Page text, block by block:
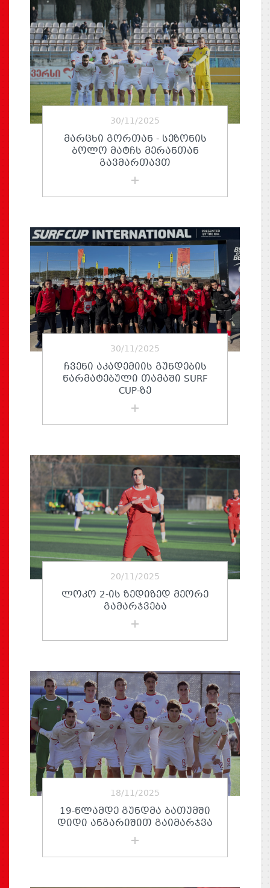
30/11/2025
ᲛᲐᲠᲪᲮᲘ ᲒᲝᲠᲗᲐᲜ - ᲡᲔᲖᲝᲜᲘᲡ
ᲑᲝᲚᲝ ᲛᲐᲢᲩᲡ ᲛᲔᲠᲐᲜᲗᲐᲜ
ᲒᲐᲕᲛᲐᲠᲗᲐᲕᲗ
30/11/2025
ᲩᲕᲔᲜᲘ ᲐᲙᲐᲓᲔᲛᲘᲘᲡ ᲒᲣᲜᲓᲔᲑᲘᲡ
ᲬᲐᲠᲛᲐᲢᲔᲑᲣᲚᲘ ᲗᲐᲛᲐᲨᲘ SURF
CUP-ᲖᲔ
20/11/2025
ᲚᲝᲙᲝ 2-ᲘᲡ ᲖᲔᲓᲘᲖᲔᲓ ᲛᲔᲝᲠᲔ
ᲒᲐᲛᲐᲠᲯᲕᲔᲑᲐ
18/11/2025
19-ᲬᲚᲐᲛᲓᲔ ᲒᲣᲜᲓᲛᲐ ᲑᲐᲗᲣᲛᲨᲘ
ᲓᲘᲓᲘ ᲐᲜᲒᲐᲠᲘᲨᲘᲗ ᲒᲐᲘᲛᲐᲠᲯᲕᲐ